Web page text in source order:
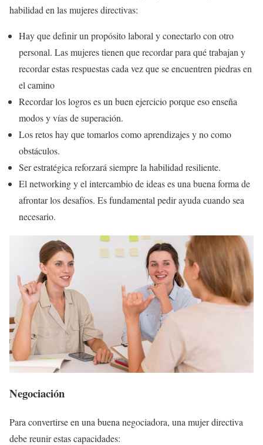
habilidad en las mujeres directivas:
Hay que definir un propósito laboral y conectarlo con otro
personal. Las mujeres tienen que recordar para qué trabajan y
recordar estas respuestas cada vez que se encuentren piedras en
el camino
Recordar los logros es un buen ejercicio porque eso enseña
modos y vías de superación.
Los retos hay que tomarlos como aprendizajes y no como
obstáculos.
Ser estratégica reforzará siempre la habilidad resiliente.
El networking y el intercambio de ideas es una buena forma de
afrontar los desafíos. Es fundamental pedir ayuda cuando sea
necesario.
Negociación
Para convertirse en una buena negociadora, una mujer directiva
debe reunir estas capacidades: